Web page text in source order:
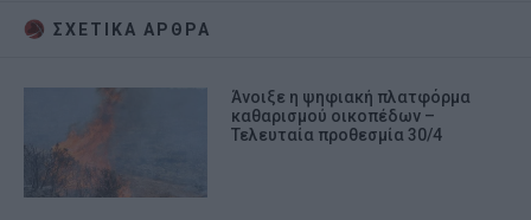
ΣΧΕΤΙΚA AΡΘΡΑ
Άνοιξε η ψηφιακή πλατφόρμα
καθαρισμού οικοπέδων –
Τελευταία προθεσμία 30/4